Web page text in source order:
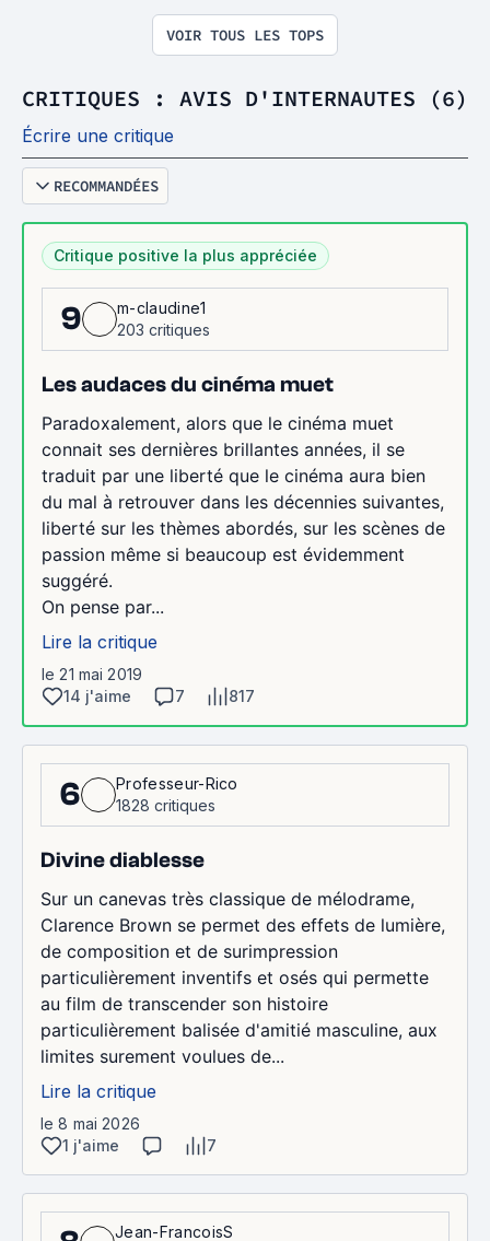
VOIR TOUS LES TOPS
CRITIQUES : AVIS D'INTERNAUTES (6)
Écrire une critique
RECOMMANDÉES
Critique positive la plus appréciée
9
m-claudine1
203 critiques
Les audaces du cinéma muet
Paradoxalement, alors que le cinéma muet
connait ses dernières brillantes années, il se
traduit par une liberté que le cinéma aura bien
du mal à retrouver dans les décennies suivantes,
liberté sur les thèmes abordés, sur les scènes de
passion même si beaucoup est évidemment
suggéré.
On pense par...
Lire la critique
le 21 mai 2019
14 j'aime
7 817
6
Professeur-Rico
1828 critiques
Divine diablesse
Sur un canevas très classique de mélodrame,
Clarence Brown se permet des effets de lumière,
de composition et de surimpression
particulièrement inventifs et osés qui permette
au film de transcender son histoire
particulièrement balisée d'amitié masculine, aux
limites surement voulues de...
Lire la critique
le 8 mai 2026
1 j'aime
7
Jean-FrancoisS